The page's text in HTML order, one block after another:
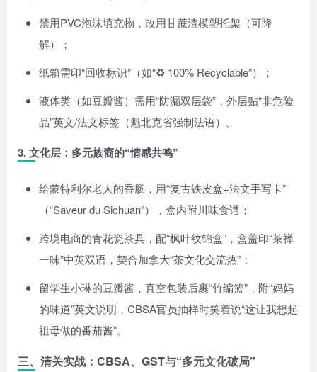
禁用PVC泡沫填充物，改用甘蔗渣模塑托架（可降
解）；
纸箱需印“回收标识”（如“♻️ 100% Recyclable”）；
液体类（如豆瓣酱）需用“防漏双层袋”，外层贴“非危险
品”英文/法文标签（魁北克省强制法语）。
3. 文化层：多元族裔的“情感共鸣”
给蒙特利尔老人的香肠，用“复古铁皮盒+法文手写卡”
（“Saveur du Sichuan”），盒内附川味食谱；
跨境电商的青花瓷茶具，配“枫叶纹锦盒”，盒盖印“茶禅
一味”中英双语，契合加拿大“茶文化交流热”；
留学生小琳的豆瓣酱，真空包装后裹“竹编篮”，附“妈妈
的味道”英文说明，CBSA官员抽样时笑着说“这让我想起
祖母做的番茄酱”。
三、清关实战：CBSA、GST与“多元文化破局”